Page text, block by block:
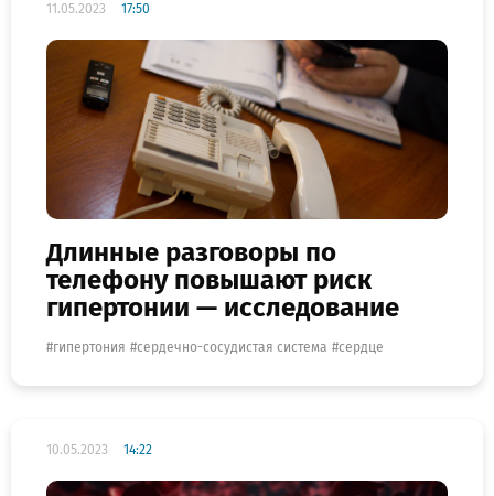
11.05.2023 17:50
Длинные разговоры по
телефону повышают риск
гипертонии — исследование
гипертония сердечно-сосудистая система сердце
10.05.2023 14:22